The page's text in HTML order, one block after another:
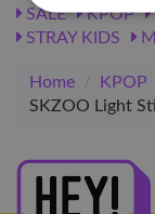
SALE
KPOP
STRAY KIDS
Home / KPOP
SKZOO Light